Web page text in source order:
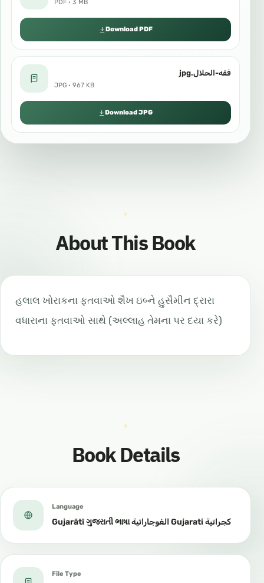
PDF · 3 MB
Download PDF
فقه-الحلال.jpg
JPG · 967 KB
Download JPG
About This Book
હલાલ ખોરાકના ફતવાઓ શૈખ ઇબ્ને હુસૈમીન દ્રારા
વધારાના ફતવાઓ સાથે (અલ્લાહ તેમના પર દયા કરે)
Book Details
Language
Gujarātī ગુજરાતી ભાષા الغوجاراتية Gujarati كجراتية
File Type